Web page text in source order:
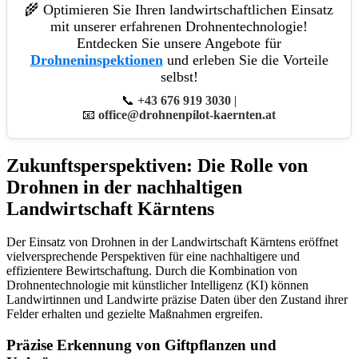
🌾 Optimieren Sie Ihren landwirtschaftlichen Einsatz
mit unserer erfahrenen Drohnentechnologie!
Entdecken Sie unsere Angebote für
Drohneninspektionen und erleben Sie die Vorteile
selbst!
📞 +43 676 919 3030 |
📧 office@drohnenpilot-kaernten.at
Zukunftsperspektiven: Die Rolle von
Drohnen in der nachhaltigen
Landwirtschaft Kärntens
Der Einsatz von Drohnen in der Landwirtschaft Kärntens eröffnet
vielversprechende Perspektiven für eine nachhaltigere und
effizientere Bewirtschaftung. Durch die Kombination von
Drohnentechnologie mit künstlicher Intelligenz (KI) können
Landwirtinnen und Landwirte präzise Daten über den Zustand ihrer
Felder erhalten und gezielte Maßnahmen ergreifen.
Präzise Erkennung von Giftpflanzen und